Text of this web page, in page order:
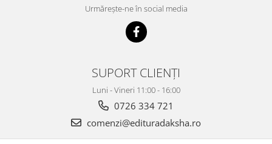
Urmărește-ne în social media
SUPORT CLIENȚI
Luni - Vineri 11:00 - 16:00
0726 334 721
comenzi@edituradaksha.ro